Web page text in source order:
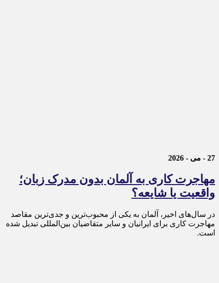
27 - می - 2026
مهاجرت کاری به آلمان بدون مدرک زبان؛
واقعیت یا شایعه؟
در سال‌های اخیر، آلمان به یکی از محبوب‌ترین و جدی‌ترین مقاصد
مهاجرت کاری برای ایرانیان و سایر متقاضیان بین‌المللی تبدیل شده
است.